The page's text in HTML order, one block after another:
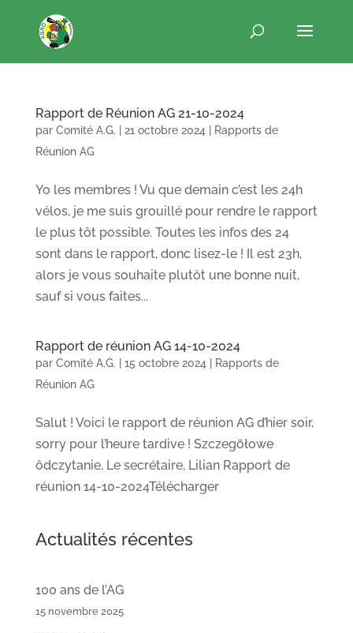
Rapport de Réunion AG 21-10-2024
par Comité A.G. 21 octobre 2024
Rapports de
Réunion AG
Yo les membres ! Vu que demain c’est les 24h
vélos, je me suis grouillé pour rendre le rapport
le plus tôt possible. Toutes les infos des 24
sont dans le rapport, donc lisez-le ! Il est 23h,
alors je vous souhaite plutôt une bonne nuit,
sauf si vous faites...
Rapport de réunion AG 14-10-2024
par Comité A.G. 15 octobre 2024
Rapports de
Réunion AG
Salut ! Voici le rapport de réunion AG d’hier soir,
sorry pour l’heure tardive ! Szczegōłowe
ôdczytanie, Le secrétaire, Lilian Rapport de
réunion 14-10-2024Télécharger
Actualités récentes
100 ans de l’AG
15 novembre 2025